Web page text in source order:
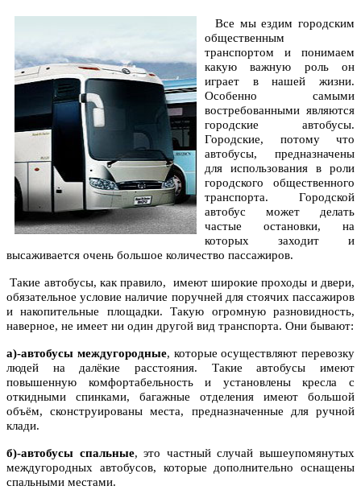
Все мы ездим городским
общественным
транспортом и понимаем
какую важную роль он
играет в нашей жизни.
Особенно самыми
востребованными являются
городские автобусы.
Городские, потому что
автобусы, предназначены
для использования в роли
городского общественного
транспорта. Городской
автобус может делать
частые остановки, на
которых заходит и
высаживается очень большое количество пассажиров.
Такие автобусы, как правило, имеют широкие проходы и двери,
обязательное условие наличие поручней для стоячих пассажиров
и накопительные площадки. Такую огромную разновидность,
наверное, не имеет ни один другой вид транспорта. Они бывают:
а)-автобусы междугородные, которые осуществляют перевозку
людей на далёкие расстояния. Такие автобусы имеют
повышенную комфортабельность и установлены кресла с
откидными спинками, багажные отделения имеют большой
объём, сконструированы места, предназначенные для ручной
клади.
б)-автобусы спальные, это частный случай вышеупомянутых
междугородных автобусов, которые дополнительно оснащены
спальными местами.